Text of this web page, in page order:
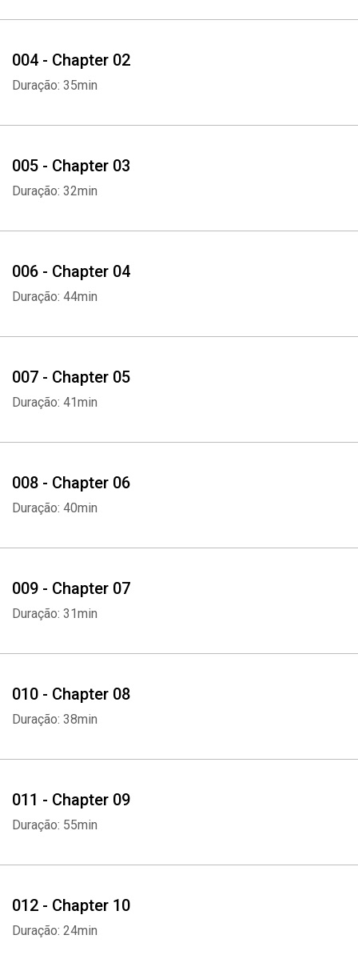
004 - Chapter 02
Duração: 35min
005 - Chapter 03
Duração: 32min
006 - Chapter 04
Duração: 44min
007 - Chapter 05
Duração: 41min
008 - Chapter 06
Duração: 40min
009 - Chapter 07
Duração: 31min
010 - Chapter 08
Duração: 38min
011 - Chapter 09
Duração: 55min
012 - Chapter 10
Duração: 24min